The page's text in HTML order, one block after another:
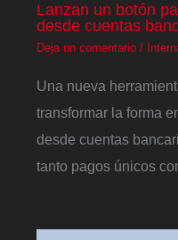
Lanzan un botón
desde cuentas
Deja un comentario /
Una nueva
transformar la forma
desde cuentas
tanto pagos únicos